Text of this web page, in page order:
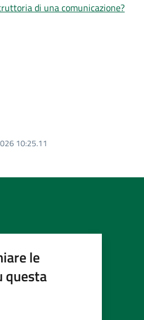
di una comunicazione?
10:25.11
le
questa